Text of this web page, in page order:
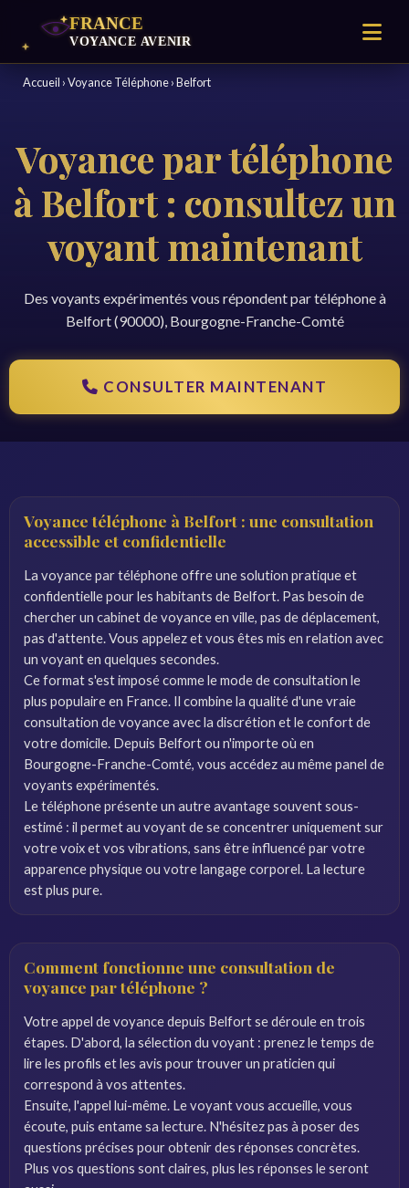
Accueil ›Voyance Téléphone›Belfort
Voyance par téléphone
à Belfort : consultez un
voyant maintenant
Des voyants expérimentés vous répondent par téléphone à
Belfort (90000), Bourgogne-Franche-Comté
CONSULTER MAINTENANT
Voyance téléphone à Belfort : une consultation
accessible et confidentielle
La voyance par téléphone offre une solution pratique et
confidentielle pour les habitants de Belfort. Pas besoin de
chercher un cabinet de voyance en ville, pas de déplacement,
pas d'attente. Vous appelez et vous êtes mis en relation avec
un voyant en quelques secondes.
Ce format s'est imposé comme le mode de consultation le
plus populaire en France. Il combine la qualité d'une vraie
consultation de voyance avec la discrétion et le confort de
votre domicile. Depuis Belfort ou n'importe où en
Bourgogne-Franche-Comté, vous accédez au même panel de
voyants expérimentés.
Le téléphone présente un autre avantage souvent sous-
estimé : il permet au voyant de se concentrer uniquement sur
votre voix et vos vibrations, sans être influencé par votre
apparence physique ou votre langage corporel. La lecture
est plus pure.
Comment fonctionne une consultation de
voyance par téléphone ?
Votre appel de voyance depuis Belfort se déroule en trois
étapes. D'abord, la sélection du voyant : prenez le temps de
lire les profils et les avis pour trouver un praticien qui
correspond à vos attentes.
Ensuite, l'appel lui-même. Le voyant vous accueille, vous
écoute, puis entame sa lecture. N'hésitez pas à poser des
questions précises pour obtenir des réponses concrètes.
Plus vos questions sont claires, plus les réponses le seront